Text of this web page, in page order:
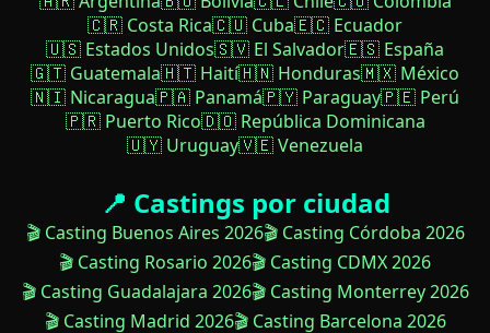
🇨🇷 Costa Rica🇨🇺 Cuba🇪🇨 Ecuador
🇺🇸 Estados Unidos🇸🇻 El Salvador🇪🇸 España
🇬🇹 Guatemala🇭🇹 Haití🇭🇳 Honduras🇲🇽 México
🇳🇮 Nicaragua🇵🇦 Panamá🇵🇾 Paraguay🇵🇪 Perú
🇵🇷 Puerto Rico🇩🇴 República Dominicana
🇺🇾 Uruguay🇻🇪 Venezuela
📍 Castings por ciudad
🎬 Casting Buenos Aires 2026🎬 Casting Córdoba 2026
🎬 Casting Rosario 2026🎬 Casting CDMX 2026
🎬 Casting Guadalajara 2026🎬 Casting Monterrey 2026
🎬 Casting Madrid 2026🎬 Casting Barcelona 2026